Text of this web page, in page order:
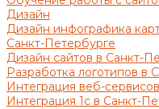
Дизайн
Дизайн инфографика
Санкт-Петербурге
Дизайн сайтов в Санкт-
Разработка логотипов в
Интеграция веб-сервисов
Интеграция 1с в Санкт-